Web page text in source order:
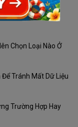
Thời Tiết Phú
Chọn Loại Nào Ở
Để Tránh Mất Dữ Liệu
Trường Hợp Hay